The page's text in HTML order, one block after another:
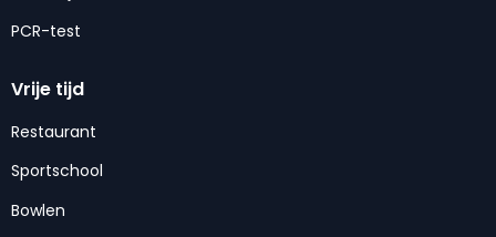
PCR-test
Vrije tijd
Restaurant
Sportschool
Bowlen